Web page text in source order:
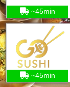
~45min
~45min